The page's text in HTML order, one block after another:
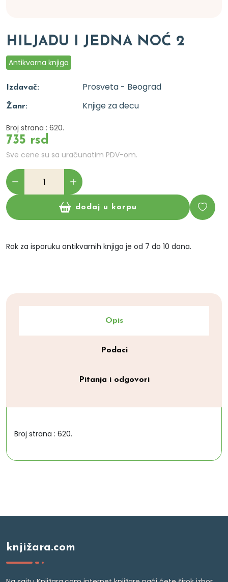
HILJADU I JEDNA NOĆ 2
Antikvarna knjiga
Izdavač: Prosveta - Beograd
Žanr: Knjige za decu
Broj strana : 620.
735 rsd
Sve cene su sa uračunatim PDV-om.
dodaj u korpu
Rok za isporuku antikvarnih knjiga je od 7 do 10 dana.
Opis
Podaci
Pitanja i odgovori
Broj strana : 620.
knjižara.com